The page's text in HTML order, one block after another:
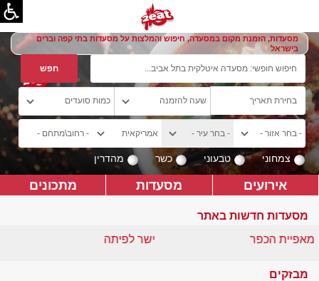
מסעדות, הזמנת מקום במסעדה, חיפוש והמלצות על מסעדות בתי קפה וברים
בישראל
צמחוני טבעוני כשר מהדרין
אירועים מסעדות מתכונים
מסעדות חדשות באתר
ישר לפיתה
מאפיית הכפר
מבזקים